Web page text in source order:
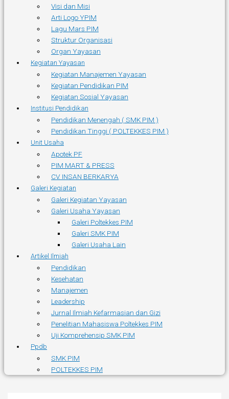
Visi dan Misi
Arti Logo YPIM
Lagu Mars PIM
Struktur Organisasi
Organ Yayasan
Kegiatan Yayasan
Kegiatan Manajemen Yayasan
Kegiatan Pendidikan PIM
Kegiatan Sosial Yayasan
Institusi Pendidikan
Pendidikan Menengah ( SMK PIM )
Pendidikan Tinggi ( POLTEKKES PIM )
Unit Usaha
Apotek PF
PIM MART & PRESS
CV. INSAN BERKARYA
Galeri Kegiatan
Galeri Kegiatan Yayasan
Galeri Usaha Yayasan
Galeri Poltekkes PIM
Galeri SMK PIM
Galeri Usaha Lain
Artikel Ilmiah
Pendidikan
Kesehatan
Manajemen
Leadership
Jurnal Ilmiah Kefarmasian dan Gizi
Penelitian Mahasiswa Poltekkes PIM
Uji Komprehensip SMK PIM
Ppdb
SMK PIM
POLTEKKES PIM